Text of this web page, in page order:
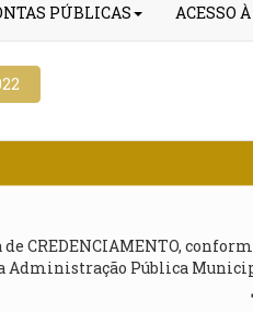
PÚBLICAS ACESSO
CREDENCIAMENTO,
Administração Pública